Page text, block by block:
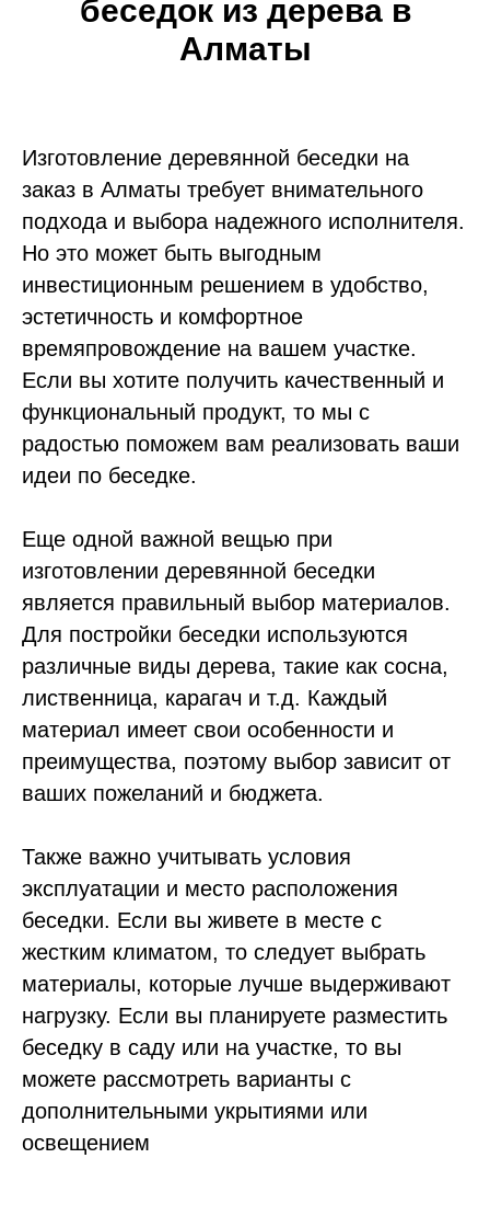
беседок из дерева в
Алматы
Изготовление деревянной беседки на
заказ в Алматы требует внимательного
подхода и выбора надежного исполнителя.
Но это может быть выгодным
инвестиционным решением в удобство,
эстетичность и комфортное
времяпровождение на вашем участке.
Если вы хотите получить качественный и
функциональный продукт, то мы с
радостью поможем вам реализовать ваши
идеи по беседке.
Еще одной важной вещью при
изготовлении деревянной беседки
является правильный выбор материалов.
Для постройки беседки используются
различные виды дерева, такие как сосна,
лиственница, карагач и т.д. Каждый
материал имеет свои особенности и
преимущества, поэтому выбор зависит от
ваших пожеланий и бюджета.
Также важно учитывать условия
эксплуатации и место расположения
беседки. Если вы живете в месте с
жестким климатом, то следует выбрать
материалы, которые лучше выдерживают
нагрузку. Если вы планируете разместить
беседку в саду или на участке, то вы
можете рассмотреть варианты с
дополнительными укрытиями или
освещением